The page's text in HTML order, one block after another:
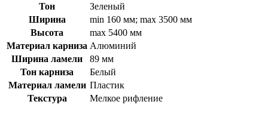
Тон
Зеленый
Ширина
min 160 мм; max 3500 мм
Высота
max 5400 мм
Материал карниза Алюминий
Ширина ламели
89 мм
Тон карниза
Белый
Материал ламели Пластик
Текстура
Мелкое рифление